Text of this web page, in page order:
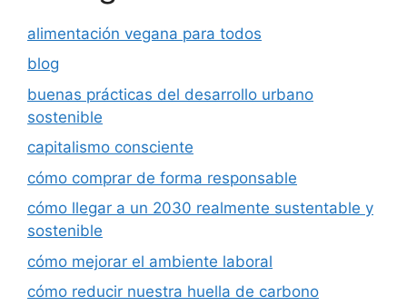
alimentación vegana para todos
blog
buenas prácticas del desarrollo urbano
sostenible
capitalismo consciente
cómo comprar de forma responsable
cómo llegar a un 2030 realmente sustentable y
sostenible
cómo mejorar el ambiente laboral
cómo reducir nuestra huella de carbono